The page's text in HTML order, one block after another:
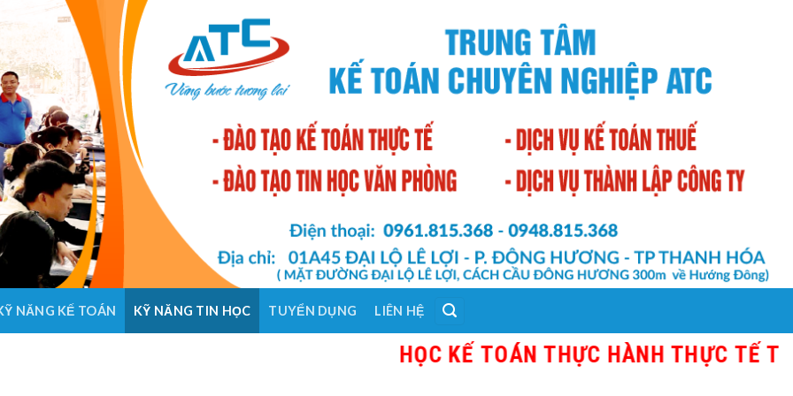
NĂNG KẾ TOÁN KỸ NĂNG TIN HỌC TUYỂN DỤNG LIÊN HỆ
HỌC KẾ TOÁN THỰC HÀNH THỰC TẾ TẠI